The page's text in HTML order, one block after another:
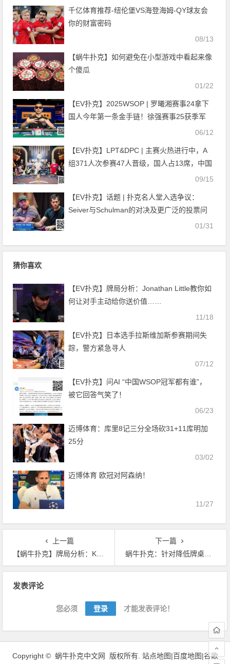
千亿体育推荐-纽伦堡VS海登海姆-QY球友会
你的财富密码
08/13
【蜗牛扑克】如何避免在小型游戏中看起来像
个傻瓜
01/22
【EV扑克】2025WSOP | 罗曦湘赛事24拿下
国人今年第一条金手链！徐强赛事25获季军
06/12
【EV扑克】LPT&DPC | 主赛火热进行中，A
组371人次参赛47人晋级，国人占13席，中国
09/15
【EV扑克】话题 | 扑克名人堂入选争议：
Seiver与Schulman的对决及更广泛的投票问
01/31
猜你喜欢
【EV扑克】牌局分析：Jonathan Little教你如
何让对手主动给你送价值……
11/18
【EV扑克】日本选手拉斯维加斯参赛期间失
踪，警方紧急寻人
07/12
【EV扑克】问AI “中国WSOP冠军都有谁”，
被它回答气笑了！
06/23
迈博体育：库里8记三分全场砍31+11库明加
25分
03/02
迈博体育 欧冠对阿森纳！
11/27
上一篇
【蜗牛扑克】牌局分析：KQs，翻牌圈check还是下注？
下一篇
蜗牛扑克：针对降低牌桌变数的三点小建议
发表评论
您必须 登录 才能发表评论！
Copyright © 蜗牛扑克中文网 版权所有. 站点地图|百度地图|谷歌